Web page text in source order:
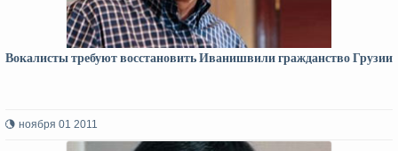
Вокалисты требуют восстановить Иванишвили гражданство Грузии
ноября 01 2011